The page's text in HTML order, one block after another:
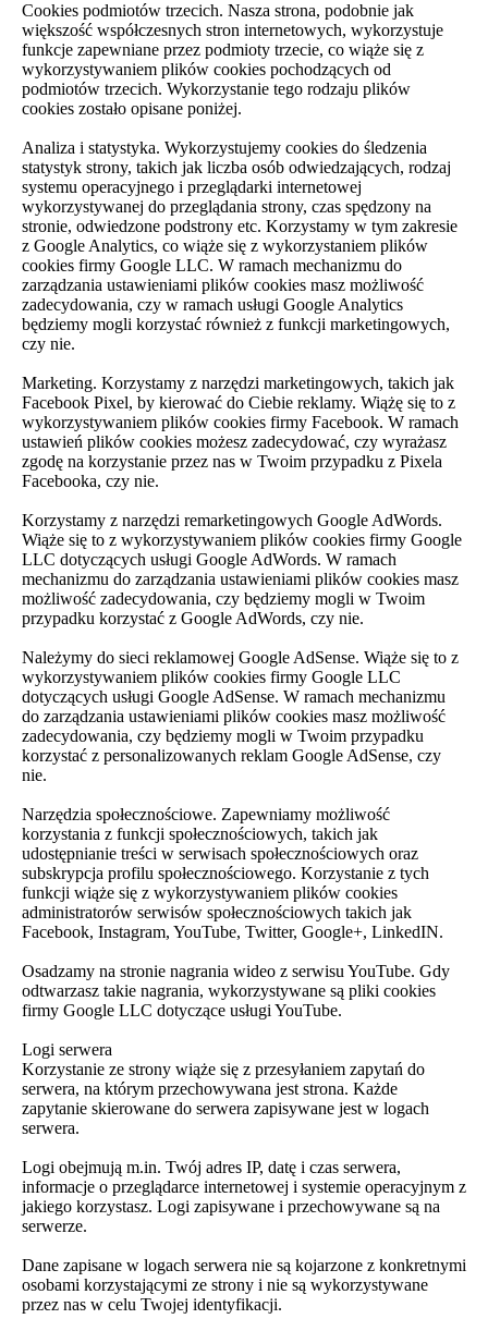
Cookies podmiotów trzecich. Nasza strona, podobnie jak
większość współczesnych stron internetowych, wykorzystuje
funkcje zapewniane przez podmioty trzecie, co wiąże się z
wykorzystywaniem plików cookies pochodzących od
podmiotów trzecich. Wykorzystanie tego rodzaju plików
cookies zostało opisane poniżej.
Analiza i statystyka. Wykorzystujemy cookies do śledzenia
statystyk strony, takich jak liczba osób odwiedzających, rodzaj
systemu operacyjnego i przeglądarki internetowej
wykorzystywanej do przeglądania strony, czas spędzony na
stronie, odwiedzone podstrony etc. Korzystamy w tym zakresie
z Google Analytics, co wiąże się z wykorzystaniem plików
cookies firmy Google LLC. W ramach mechanizmu do
zarządzania ustawieniami plików cookies masz możliwość
zadecydowania, czy w ramach usługi Google Analytics
będziemy mogli korzystać również z funkcji marketingowych,
czy nie.
Marketing. Korzystamy z narzędzi marketingowych, takich jak
Facebook Pixel, by kierować do Ciebie reklamy. Wiążę się to z
wykorzystywaniem plików cookies firmy Facebook. W ramach
ustawień plików cookies możesz zadecydować, czy wyrażasz
zgodę na korzystanie przez nas w Twoim przypadku z Pixela
Facebooka, czy nie.
Korzystamy z narzędzi remarketingowych Google AdWords.
Wiąże się to z wykorzystywaniem plików cookies firmy Google
LLC dotyczących usługi Google AdWords. W ramach
mechanizmu do zarządzania ustawieniami plików cookies masz
możliwość zadecydowania, czy będziemy mogli w Twoim
przypadku korzystać z Google AdWords, czy nie.
Należymy do sieci reklamowej Google AdSense. Wiąże się to z
wykorzystywaniem plików cookies firmy Google LLC
dotyczących usługi Google AdSense. W ramach mechanizmu
do zarządzania ustawieniami plików cookies masz możliwość
zadecydowania, czy będziemy mogli w Twoim przypadku
korzystać z personalizowanych reklam Google AdSense, czy
nie.
Narzędzia społecznościowe. Zapewniamy możliwość
korzystania z funkcji społecznościowych, takich jak
udostępnianie treści w serwisach społecznościowych oraz
subskrypcja profilu społecznościowego. Korzystanie z tych
funkcji wiąże się z wykorzystywaniem plików cookies
administratorów serwisów społecznościowych takich jak
Facebook, Instagram, YouTube, Twitter, Google+, LinkedIN.
Osadzamy na stronie nagrania wideo z serwisu YouTube. Gdy
odtwarzasz takie nagrania, wykorzystywane są pliki cookies
firmy Google LLC dotyczące usługi YouTube.
Logi serwera
Korzystanie ze strony wiąże się z przesyłaniem zapytań do
serwera, na którym przechowywana jest strona. Każde
zapytanie skierowane do serwera zapisywane jest w logach
serwera.
Logi obejmują m.in. Twój adres IP, datę i czas serwera,
informacje o przeglądarce internetowej i systemie operacyjnym z
jakiego korzystasz. Logi zapisywane i przechowywane są na
serwerze.
Dane zapisane w logach serwera nie są kojarzone z konkretnymi
osobami korzystającymi ze strony i nie są wykorzystywane
przez nas w celu Twojej identyfikacji.